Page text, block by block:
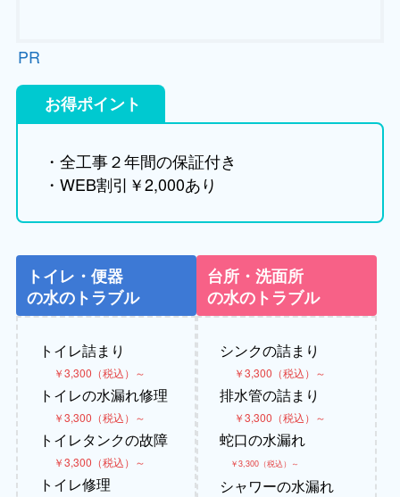
PR
お得ポイント
・全工事２年間の保証付き
・WEB割引￥2,000あり
トイレ・便器
の水のトラブル
トイレ詰まり
￥3,300（税込）～
トイレの水漏れ修理
￥3,300（税込）～
トイレタンクの故障
￥3,300（税込）～
トイレ修理
台所・洗面所
の水のトラブル
シンクの詰まり
￥3,300（税込）～
排水管の詰まり
￥3,300（税込）～
蛇口の水漏れ
￥3,300（税込）～
シャワーの水漏れ